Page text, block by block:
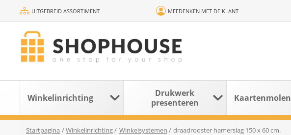
UITGEBREID ASSORTIMENT MEEDENKEN MET DE KLANT
Winkelinrichting
Drukwerk
presenteren
Kaartenmolen
Startpagina /Winkelinrichting/ Winkelsystemen / draadrooster hamerslag 150 x 60 cm.